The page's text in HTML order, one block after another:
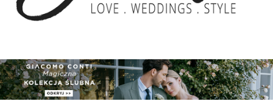
ADVERTISING
ZGŁOSZENIA